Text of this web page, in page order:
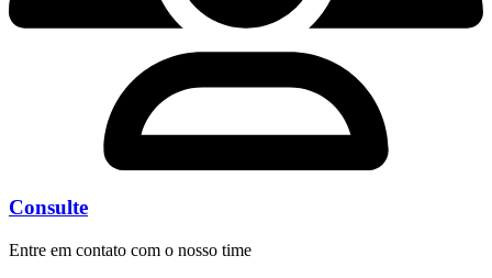
Consulte
Entre em contato com o nosso time